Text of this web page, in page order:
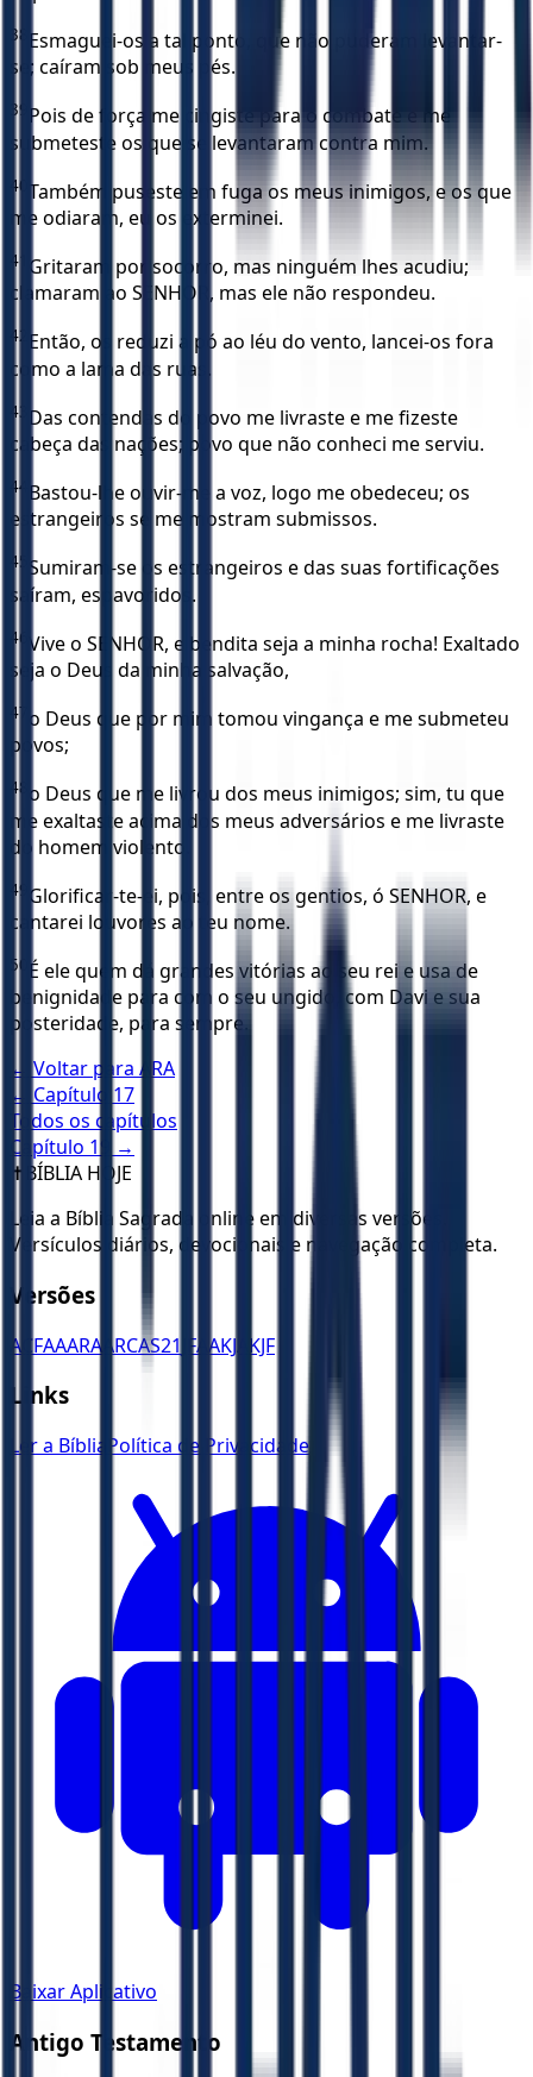
38 Esmaguei-os a tal ponto, que não puderam levantar-
se; caíram sob meus pés.
39 Pois de força me cingiste para o combate e me
submeteste os que se levantaram contra mim.
40 Também puseste em fuga os meus inimigos, e os que
me odiaram, eu os exterminei.
41 Gritaram por socorro, mas ninguém lhes acudiu;
clamaram ao SENHOR, mas ele não respondeu.
42 Então, os reduzi a pó ao léu do vento, lancei-os fora
como a lama das ruas.
43 Das contendas do povo me livraste e me fizeste
cabeça das nações; povo que não conheci me serviu.
44 Bastou-lhe ouvir-me a voz, logo me obedeceu; os
estrangeiros se me mostram submissos.
45 Sumiram-se os estrangeiros e das suas fortificações
saíram, espavoridos.
46 Vive o SENHOR, e bendita seja a minha rocha! Exaltado
seja o Deus da minha salvação,
47 o Deus que por mim tomou vingança e me submeteu
povos;
48 o Deus que me livrou dos meus inimigos; sim, tu que
me exaltaste acima dos meus adversários e me livraste
do homem violento.
49 Glorificar-te-ei, pois, entre os gentios, ó SENHOR, e
cantarei louvores ao teu nome.
50 É ele quem dá grandes vitórias ao seu rei e usa de
benignidade para com o seu ungido, com Davi e sua
posteridade, para sempre.
← Voltar para ARA
← Capítulo 17
Todos os capítulos
Capítulo 19
→
✝️ BÍBLIA HOJE
Leia a Bíblia Sagrada online em diversas versões.
Versículos diários, devocionais e navegação completa.
Versões
ACFAAARA ARCAS21 JFAAKJA KJF
Links
Ler a Bíblia Política de Privacidade
Baixar Aplicativo
Antigo Testamento